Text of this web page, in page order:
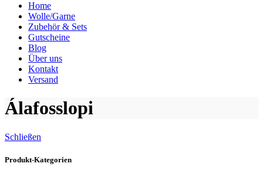
Home
Wolle/Garne
Zubehör & Sets
Gutscheine
Blog
Über uns
Kontakt
Versand
Álafosslopi
Schließen
Produkt-Kategorien